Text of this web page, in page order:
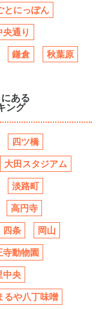
とにっぽん
央通り
鎌倉 秋葉原
ある
ング
四ツ橋
大田スタジアム
淡路町
高円寺
四条 岡山
寺動物園
中央
るや八丁味噌